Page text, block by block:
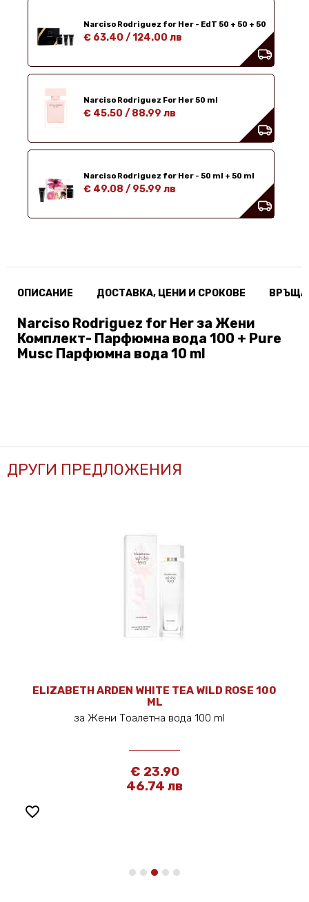
Narciso Rodriguez for Her - EdT 50 + 50 + 50
€ 63.40 /124.00 лв
Narciso Rodriguez For Her 50 ml
€ 45.50 / 88.99 лв
Narciso Rodriguez for Her - 50 ml + 50 ml
€ 49.08 / 95.99 лв
ОПИСАНИЕ ДОСТАВКА, ЦЕНИ И СРОКОВЕ
Narciso Rodriguez for Her за Жени
Комплект- Парфюмна вода 100 + Pure
Musc Парфюмна вода 10 ml
ДРУГИ ПРЕДЛОЖЕНИЯ
favorite_border
ELIZABETH ARDEN WHITE TEA WILD ROSE 100
ML
за Жени Тоалетна вода 100 ml
€ 23.90
46.74 лв